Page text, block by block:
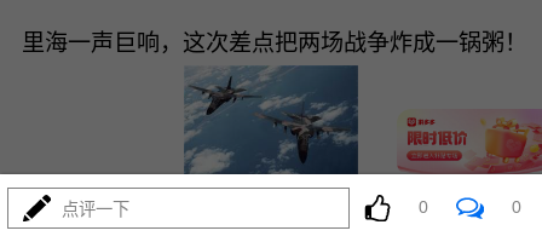
里海一声巨响，这次差点把两场战争炸成一锅粥！
最热 9956 08-05
点评一下 0 0